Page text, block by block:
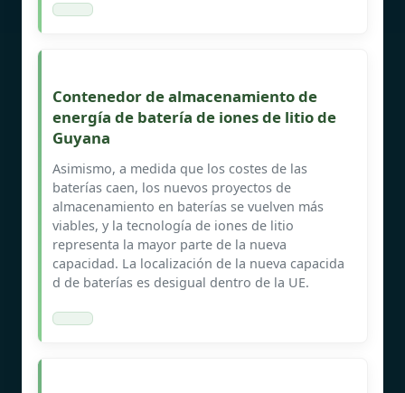
Contenedor de almacenamiento de
energía de batería de iones de litio de
Guyana
Asimismo, a medida que los costes de las
baterías caen, los nuevos proyectos de
almacenamiento en baterías se vuelven más
viables, y la tecnología de iones de litio
representa la mayor parte de la nueva
capacidad. La localización de la nueva capacida
d de baterías es desigual dentro de la UE.